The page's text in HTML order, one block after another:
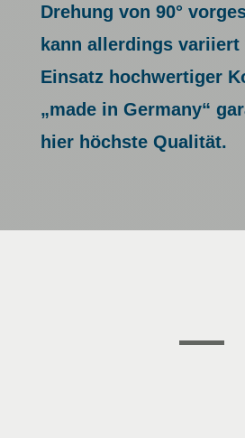
Drehung von 90°
kann allerdings variiert
Einsatz hochwertiger
„made in Germany“
hier höchste Qualität.